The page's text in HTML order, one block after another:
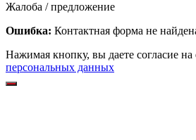
Жалоба / предложение
Ошибка: Контактная форма не
Нажимая кнопку, вы даете согласие на
персональных данных